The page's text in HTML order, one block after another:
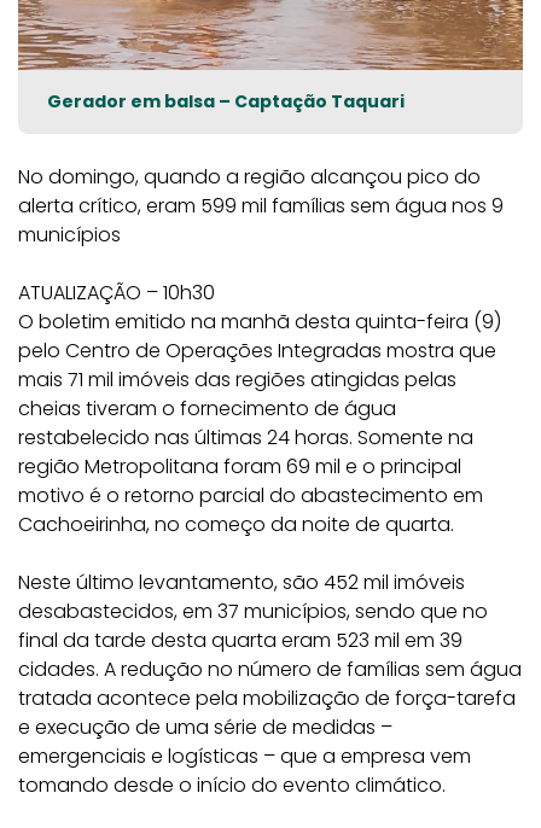
Gerador em balsa – Captação Taquari
No domingo, quando a região alcançou pico do
alerta crítico, eram 599 mil famílias sem água nos 9
municípios
ATUALIZAÇÃO – 10h30
O boletim emitido na manhã desta quinta-feira (9)
pelo Centro de Operações Integradas mostra que
mais 71 mil imóveis das regiões atingidas pelas
cheias tiveram o fornecimento de água
restabelecido nas últimas 24 horas. Somente na
região Metropolitana foram 69 mil e o principal
motivo é o retorno parcial do abastecimento em
Cachoeirinha, no começo da noite de quarta.
Neste último levantamento, são 452 mil imóveis
desabastecidos, em 37 municípios, sendo que no
final da tarde desta quarta eram 523 mil em 39
cidades. A redução no número de famílias sem água
tratada acontece pela mobilização de força-tarefa
e execução de uma série de medidas –
emergenciais e logísticas – que a empresa vem
tomando desde o início do evento climático.